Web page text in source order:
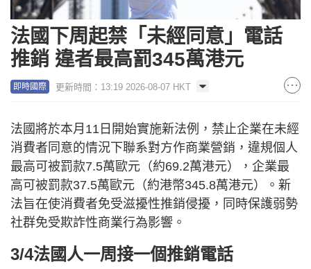
法國下周起禁「未經同意」電話
推銷 違者最高罰345萬港元
即時國際 更新時間：13:19 2026-08-07 HKT
法國將於本月11日開始實施新法例，禁止企業在未經
消費者同意的情況下聯系對方作商業營銷，違規個人
最高可被罰款7.5萬歐元（約69.2萬港元），企業最
高可被罰款37.5萬歐元（約港幣345.8萬港元）。新
法旨在使消費者免受滋擾性推銷侵擾，同時保護弱勢
社群免受欺詐性商業行為影響。
3/4法國人一周接一個推銷電話